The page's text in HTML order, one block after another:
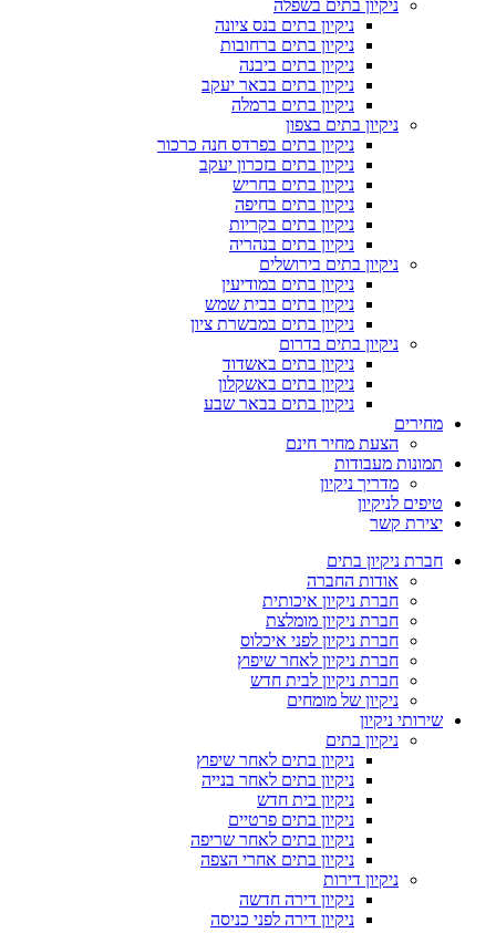
ניקיון בתים בשפלה
ניקיון בתים בנס ציונה
ניקיון בתים ברחובות
ניקיון בתים ביבנה
ניקיון בתים בבאר יעקב
ניקיון בתים ברמלה
ניקיון בתים בצפון
ניקיון בתים בפרדס חנה כרכור
ניקיון בתים בזכרון יעקב
ניקיון בתים בחריש
ניקיון בתים בחיפה
ניקיון בתים בקריות
ניקיון בתים בנהריה
ניקיון בתים בירושלים
ניקיון בתים במודיעין
ניקיון בתים בבית שמש
ניקיון בתים במבשרת ציון
ניקיון בתים בדרום
ניקיון בתים באשדוד
ניקיון בתים באשקלון
ניקיון בתים בבאר שבע
מחירים
הצעת מחיר חינם
תמונות מעבודות
מדריך ניקיון
טיפים לניקיון
יצירת קשר
חברת ניקיון בתים
אודות החברה
חברת ניקיון איכותית
חברת ניקיון מומלצת
חברת ניקיון לפני איכלוס
חברת ניקיון לאחר שיפוץ
חברת ניקיון לבית חדש
ניקיון של מומחים
שירותי ניקיון
ניקיון בתים
ניקיון בתים לאחר שיפוץ
ניקיון בתים לאחר בנייה
ניקיון בית חדש
ניקיון בתים פרטיים
ניקיון בתים לאחר שריפה
ניקיון בתים אחרי הצפה
ניקיון דירות
ניקיון דירה חדשה
ניקיון דירה לפני כניסה